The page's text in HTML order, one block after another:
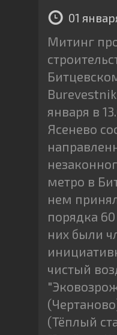
01
Митинг
января в
Ясенево
метро в
нем
порядка
них были
чистый
(Тёплый